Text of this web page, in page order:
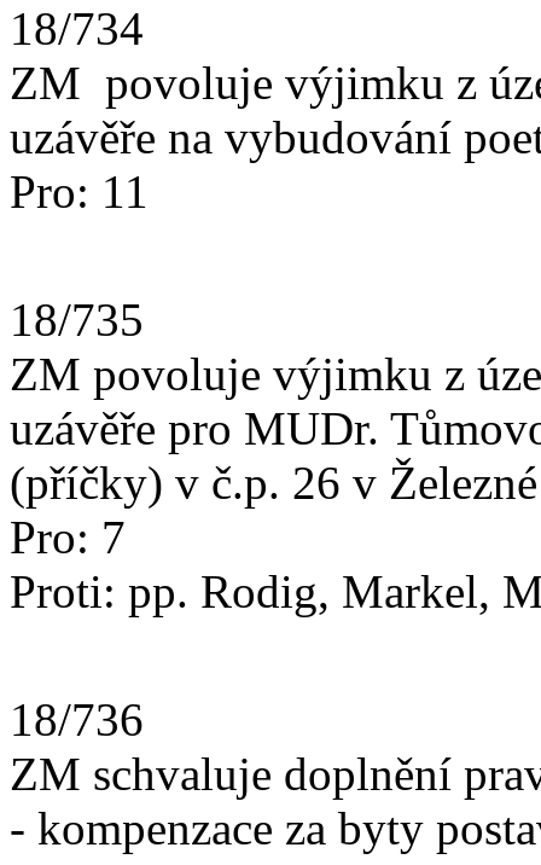
18/734
ZM povoluje výjimku z
uzávěře na vybudování
Pro: 11
18/735
ZM povoluje výjimku z
uzávěře pro MUDr.
(příčky) v č.p. 26 v
Pro: 7
Proti: pp. Rodig, Markel,
18/736
ZM schvaluje doplnění
- kompenzace za byty